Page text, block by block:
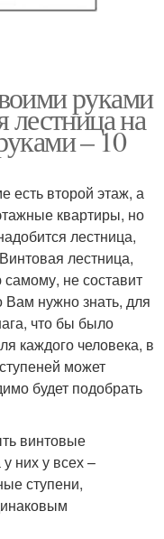
руками
лестница на
– 10
есть второй этаж, а
квартиры, но
лестница,
лестница,
самому, не составит
Вам нужно знать, для
что бы было
каждого человека, в
может
будет подобрать
винтовые
них у всех –
ступени,